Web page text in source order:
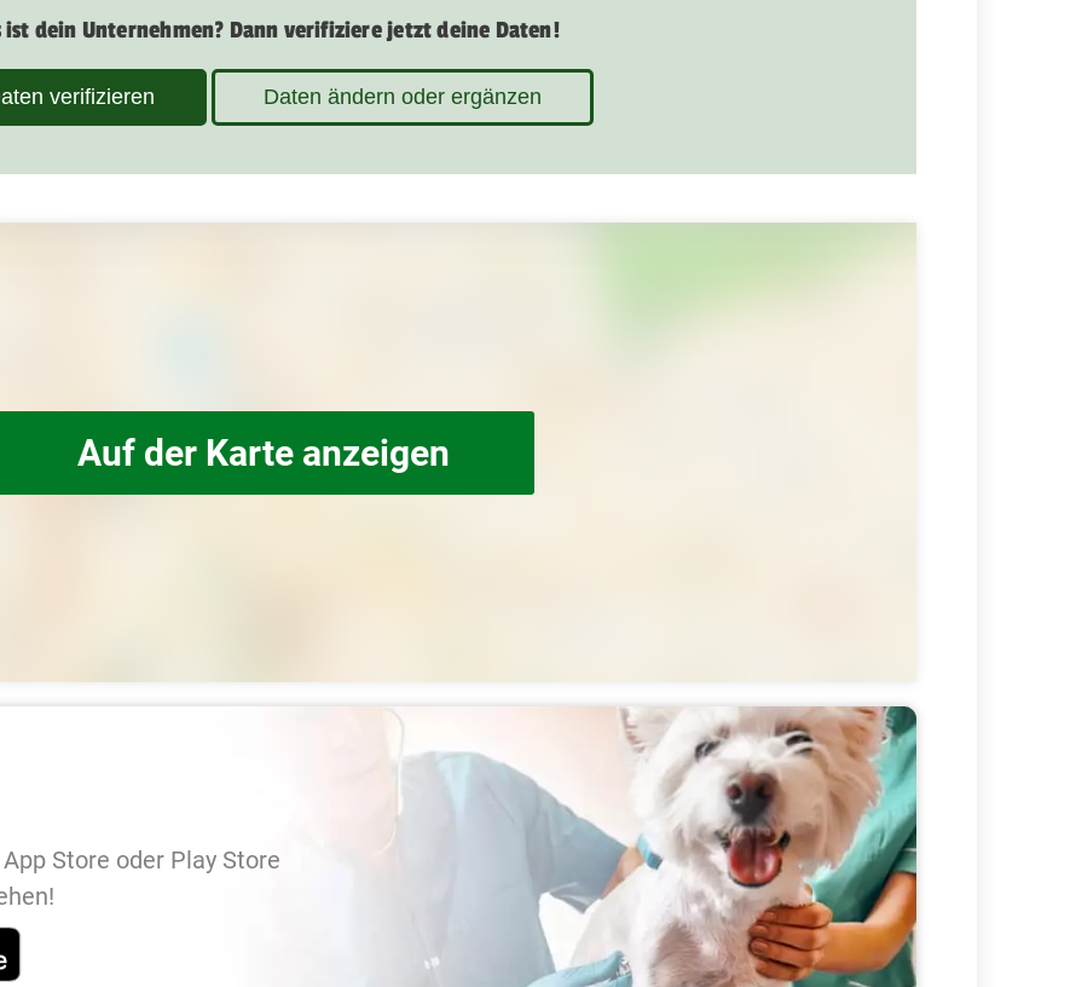
ist dein Unternehmen? Dann verifiziere jetzt deine Daten!
verifizieren Daten ändern oder ergänzen
Auf der Karte anzeigen
Store oder Play Store